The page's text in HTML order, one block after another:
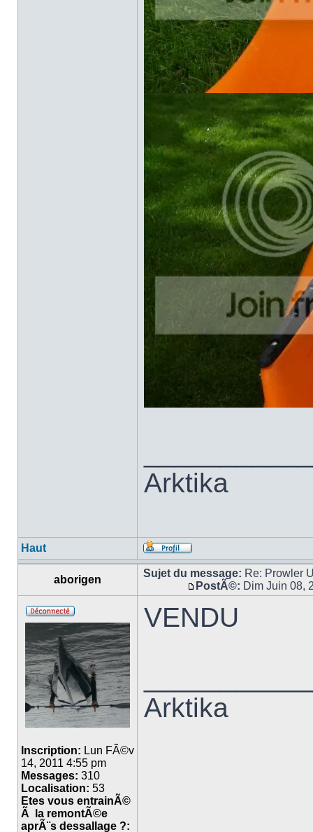
Arktika
Haut
aborigen
Sujet du message: Re: Prowler
PostÃ©: Dim Juin 08,
Inscription: Lun FÃ©v
14, 2011 4:55 pm
Messages: 310
Localisation: 53
Etes vous entrainÃ©
Ã la remontÃ©e
aprÃ¨s dessallage ?:
VENDU
Arktika